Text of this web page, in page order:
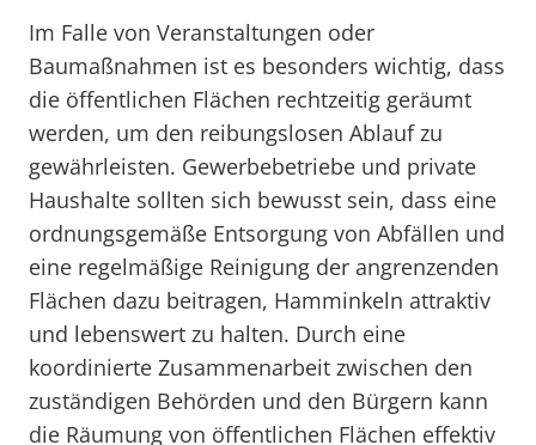
Im Falle von Veranstaltungen oder
Baumaßnahmen ist es besonders wichtig, dass
die öffentlichen Flächen rechtzeitig geräumt
werden, um den reibungslosen Ablauf zu
gewährleisten. Gewerbebetriebe und private
Haushalte sollten sich bewusst sein, dass eine
ordnungsgemäße Entsorgung von Abfällen und
eine regelmäßige Reinigung der angrenzenden
Flächen dazu beitragen, Hamminkeln attraktiv
und lebenswert zu halten. Durch eine
koordinierte Zusammenarbeit zwischen den
zuständigen Behörden und den Bürgern kann
die Räumung von öffentlichen Flächen effektiv